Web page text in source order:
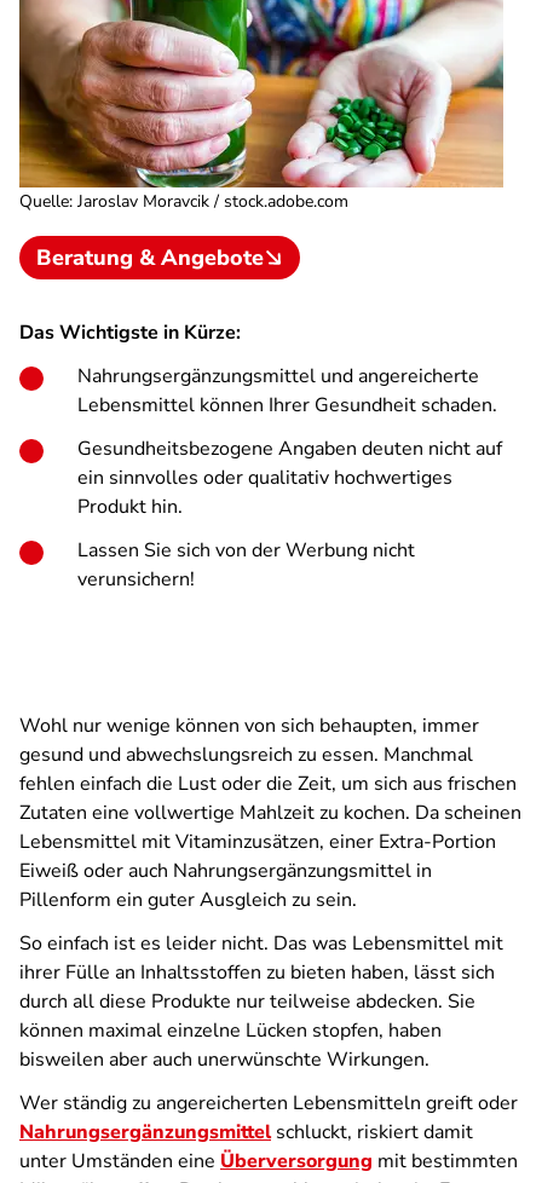
Quelle: Jaroslav Moravcik / stock.adobe.com
Beratung & Angebote
Das Wichtigste in Kürze:
Nahrungsergänzungsmittel und angereicherte
Lebensmittel können Ihrer Gesundheit schaden.
Gesundheitsbezogene Angaben deuten nicht auf
ein sinnvolles oder qualitativ hochwertiges
Produkt hin.
Lassen Sie sich von der Werbung nicht
verunsichern!
Wohl nur wenige können von sich behaupten, immer
gesund und abwechslungsreich zu essen. Manchmal
fehlen einfach die Lust oder die Zeit, um sich aus frischen
Zutaten eine vollwertige Mahlzeit zu kochen. Da scheinen
Lebensmittel mit Vitaminzusätzen, einer Extra-Portion
Eiweiß oder auch Nahrungsergänzungsmittel in
Pillenform ein guter Ausgleich zu sein.
So einfach ist es leider nicht. Das was Lebensmittel mit
ihrer Fülle an Inhaltsstoffen zu bieten haben, lässt sich
durch all diese Produkte nur teilweise abdecken. Sie
können maximal einzelne Lücken stopfen, haben
bisweilen aber auch unerwünschte Wirkungen.
Wer ständig zu angereicherten Lebensmitteln greift oder
Nahrungsergänzungsmittelschluckt, riskiert damit
unter Umständen eine Überversorgung mit bestimmten